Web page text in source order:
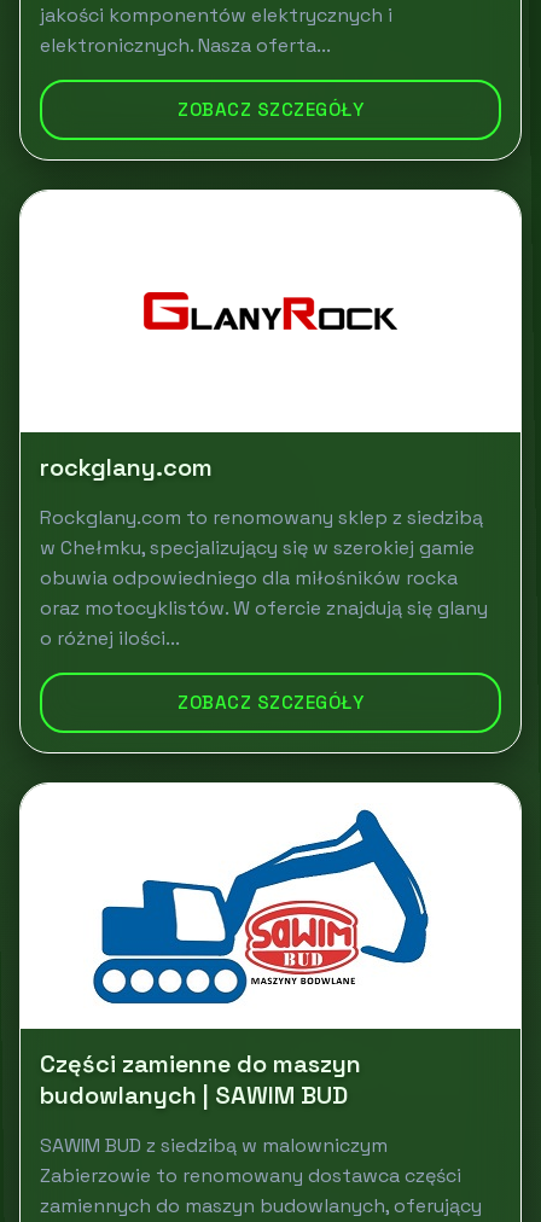
jakości komponentów elektrycznych i
elektronicznych. Nasza oferta...
ZOBACZ SZCZEGÓŁY
rockglany.com
Rockglany.com to renomowany sklep z siedzibą
w Chełmku, specjalizujący się w szerokiej gamie
obuwia odpowiedniego dla miłośników rocka
oraz motocyklistów. W ofercie znajdują się glany
o różnej ilości...
ZOBACZ SZCZEGÓŁY
Części zamienne do maszyn
budowlanych | SAWIM BUD
SAWIM BUD z siedzibą w malowniczym
Zabierzowie to renomowany dostawca części
zamiennych do maszyn budowlanych, oferujący